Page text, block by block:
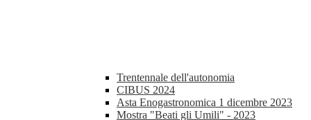
Trentennale dell'autonomia
CIBUS 2024
Asta Enogastronomica 1 dicembre 2023
Mostra "Beati gli Umili" - 2023